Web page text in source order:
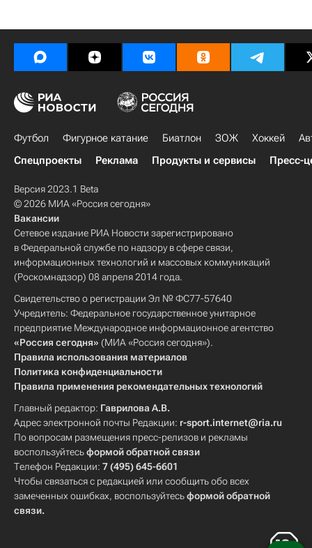
Футбол Фигурное катание Биатлон ЗОЖ Хоккей
Спецпроекты
Реклама Продукты и сервисы Пресс-
Версия 2023.1 Beta
© 2026 МИА «Россия сегодня»
Вакансии
Сетевое издание РИА Новости зарегистрировано
в Федеральной службе по надзору в сфере связи,
информационных технологий и массовых коммуникаций
(Роскомнадзор) 08 апреля 2014 года.
Свидетельство о регистрации Эл № ФС77-57640
Учредитель: Федеральное государственное унитарное
предприятие Международное информационное агентство
«Россия сегодня» (МИА «Россия сегодня»).
Правила использования материалов
Политика конфиденциальности
Правила применения рекомендательных технологий
Главный редактор: Гаврилова А.В.
Адрес электронной почты Редакции: r-sport.internet@ria.ru
По вопросам размещения пресс-релизов и рекламы
воспользуйтесьформой обратной связи
Телефон Редакции: 7 (495) 645-6601
Чтобы связаться с редакцией или сообщить обо всех
замеченных ошибках, воспользуйтесьформой обратной
связи.